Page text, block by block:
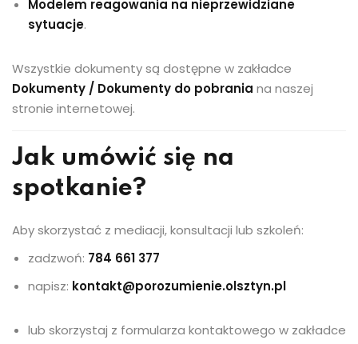
Modelem reagowania na nieprzewidziane
sytuacje.
Wszystkie dokumenty są dostępne w zakładce
Dokumenty / Dokumenty do pobrania na naszej
stronie internetowej.
Jak umówić się na
spotkanie?
Aby skorzystać z mediacji, konsultacji lub szkoleń:
zadzwoń: 784 661 377
napisz: kontakt@porozumienie.olsztyn.pl
lub skorzystaj z formularza kontaktowego w zakładce